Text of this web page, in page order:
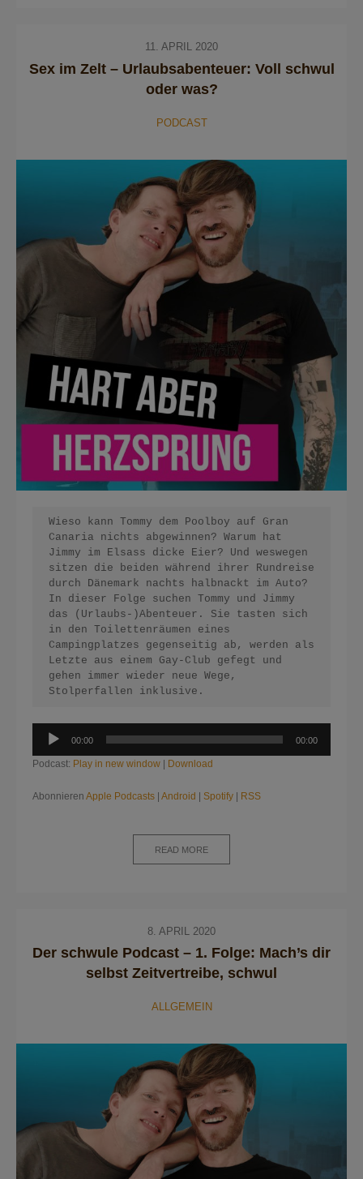
11. APRIL 2020
Sex im Zelt – Urlaubsabenteuer: Voll schwul
oder was?
PODCAST
Wieso kann Tommy dem Poolboy auf Gran
Canaria nichts abgewinnen? Warum hat
Jimmy im Elsass dicke Eier? Und weswegen
sitzen die beiden während ihrer Rundreise
durch Dänemark nachts halbnackt im Auto?
In dieser Folge suchen Tommy und Jimmy
das (Urlaubs-)Abenteuer. Sie tasten sich
in den Toilettenräumen eines
Campingplatzes gegenseitig ab, werden als
Letzte aus einem Gay-Club gefegt und
gehen immer wieder neue Wege,
Stolperfallen inklusive.
Audio-
00:00 00:00
Podcast: Play in new window Download
Abonnieren Apple Podcasts Android Spotify RSS
READ MORE
8. APRIL 2020
Der schwule Podcast – 1. Folge: Mach’s dir
selbst Zeitvertreibe, schwul
ALLGEMEIN